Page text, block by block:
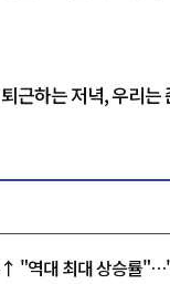
근하는 저녁, 우리는
"역대 최대 상승률